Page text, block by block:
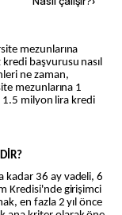
kredi başvurusu nasıl
ne zaman,
mezunlarına 1
1.5 milyon lira kredi
kadar 36 ay vadeli, 6
Kredisi'nde girişimci
en fazla 2 yıl önce